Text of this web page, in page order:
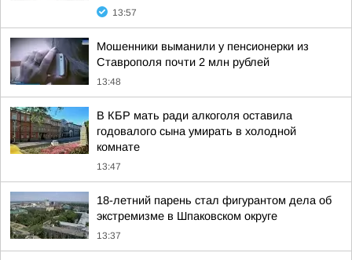
13:57
Мошенники выманили у пенсионерки из
Ставрополя почти 2 млн рублей
13:48
В КБР мать ради алкоголя оставила
годовалого сына умирать в холодной
комнате
13:47
18-летний парень стал фигурантом дела об
экстремизме в Шпаковском округе
13:37